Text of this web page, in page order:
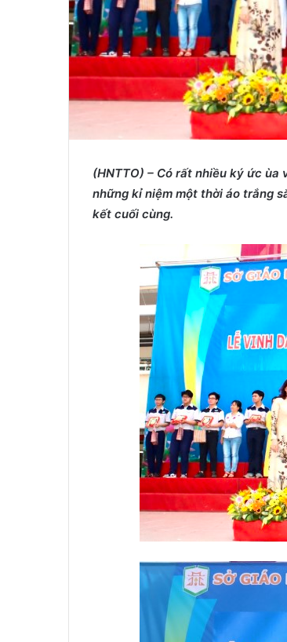
(HNTTO) – Có rất nhiều ký ức ùa
những kỉ niệm một thời áo trắng
kết cuối cùng.